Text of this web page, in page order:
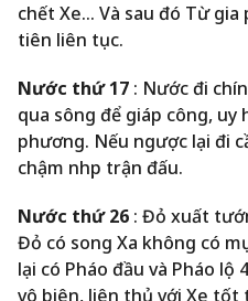
chết Xe… Và sau đó Từ
tiên liên tục.
Nước thứ 17 : Nước đi
qua sông để giáp công, uy
phương. Nếu ngược lại đi
chậm nhịp trận đấu.
Nước thứ 26 : Đỏ xuất
Đỏ có song Xa không có
lại có Pháo đầu và Pháo
vô biên, liên thủ với Xe tốt